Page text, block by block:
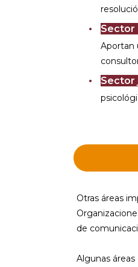
Sector
Aportan
Sector
Otras áreas
de
Algunas